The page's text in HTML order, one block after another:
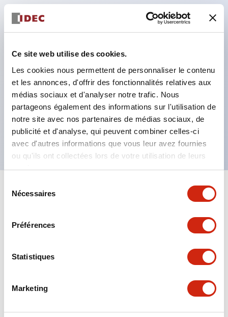
Ce site web utilise des cookies.
Les cookies nous permettent de personnaliser le contenu
et les annonces, d'offrir des fonctionnalités relatives aux
médias sociaux et d'analyser notre trafic. Nous
partageons également des informations sur l'utilisation de
notre site avec nos partenaires de médias sociaux, de
publicité et d'analyse, qui peuvent combiner celles-ci
avec d'autres informations que vous leur avez fournies
ou qu'ils ont collectées lors de votre utilisation de leurs
services.
Nécessaires
Préférences
Statistiques
Marketing
(uniquement version à bornes à ailettes).
Équipé d’un levier de verrouillage coloré
Plaque de marquage encastrée (jaune). Quatre
autres couleurs disponibles en option.
Capacité maximale des contacts : type RU2 10A,
type RU4 6A, type RU42 3A.
Certifications UL, CSA, c-UL, conforme aux normes
EN.
Spécifications Tout développer +